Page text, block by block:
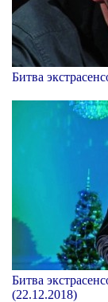
Битва
Битва
(22.12.2018)